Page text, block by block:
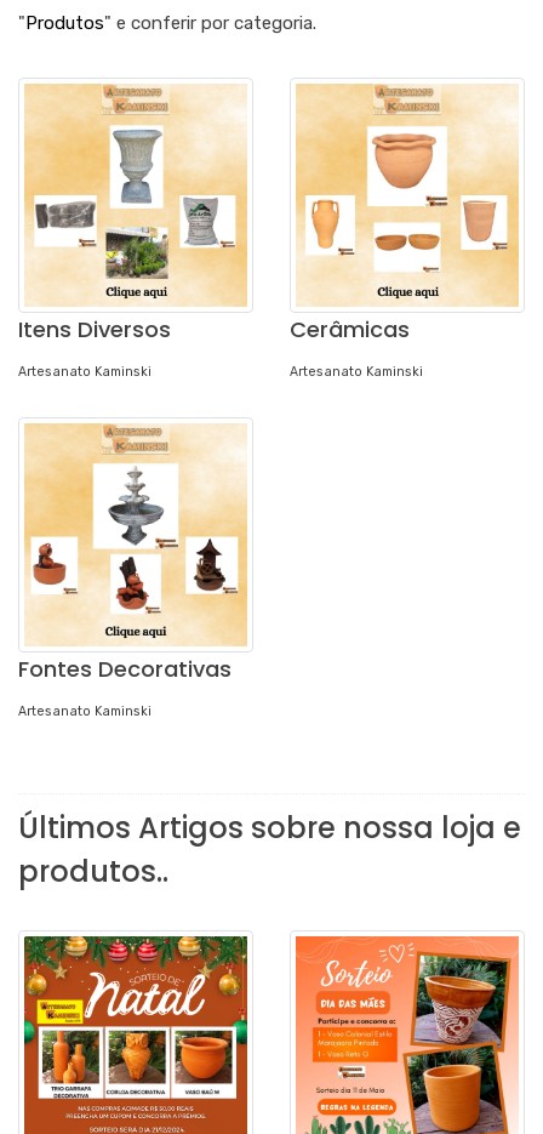
"Produtos" e conferir por categoria.
Itens Diversos
Artesanato Kaminski
Cerâmicas
Artesanato Kaminski
Fontes Decorativas
Artesanato Kaminski
Últimos Artigos sobre nossa loja e
produtos..